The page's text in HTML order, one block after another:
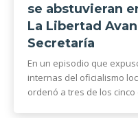
se abstuvieran
La Libertad
Secretaría
En un episodio que
internas del oficialismo
ordenó a tres de los cinco